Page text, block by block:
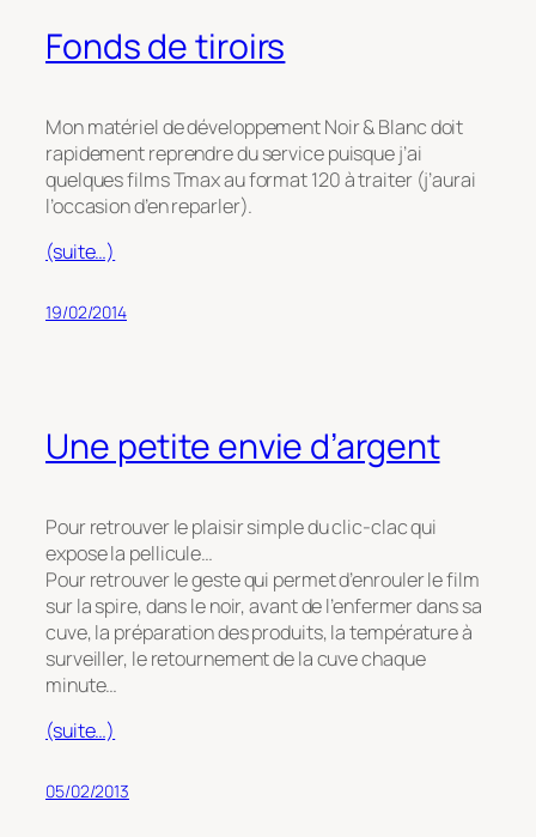
Fonds de tiroirs
Mon matériel de développement Noir & Blanc doit
rapidement reprendre du service puisque j’ai
quelques films Tmax au format 120 à traiter (j’aurai
l’occasion d’en reparler).
(suite…)
19/02/2014
Une petite envie d’argent
Pour retrouver le plaisir simple du clic-clac qui
expose la pellicule…
Pour retrouver le geste qui permet d’enrouler le film
sur la spire, dans le noir, avant de l’enfermer dans sa
cuve, la préparation des produits, la température à
surveiller, le retournement de la cuve chaque
minute…
(suite…)
05/02/2013